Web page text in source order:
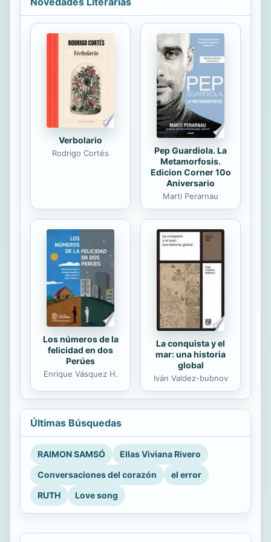
minutos tarde a la fiesta de su
compromiso. Esto desencadena una
turbulenta carrera contra el tiempo y
el destino. La novela describe de
forma meticulosa el transcurso de
este día, en el que el protagonista
vive una serie de hilarantes y
disparatadas situaciones hasta llegar
al...
Verbolario
Rodrigo Cortés
Pep Guardiola. La
Metamorfosis.
Edicion Corner 10o
Aniversario
Marti Perarnau
Los números de la
felicidad en dos
Perúes
Enrique Vásquez H.
La conquista y el
mar: una historia
global
Iván Valdez-bubnov
Últimas Búsquedas
RAIMON SAMSÓ
Ellas Viviana Rivero
Conversaciones del corazón
el error
RUTH
Love song